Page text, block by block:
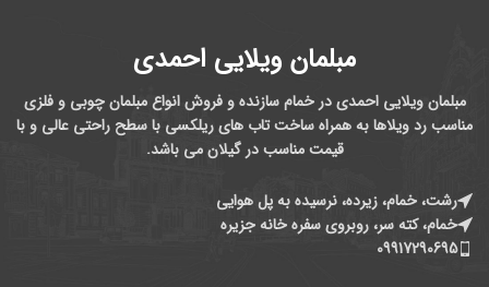
مبلمان ویلایی احمدی
مبلمان ویلایی احمدی در خمام سازنده و فروش انواع مبلمان چوبی و فلزی
مناسب رد ویلاها به همراه ساخت تاب های ریلکسی با سطح راحتی عالی و با
قیمت مناسب در گیلان می باشد.
رشت، خمام، زیرده، نرسیده به پل هوایی
خمام، کته سر، روبروی سفره خانه جزیره
09917290695
رشت، خمام، زیرده، نرسیده به پل هوایی
×